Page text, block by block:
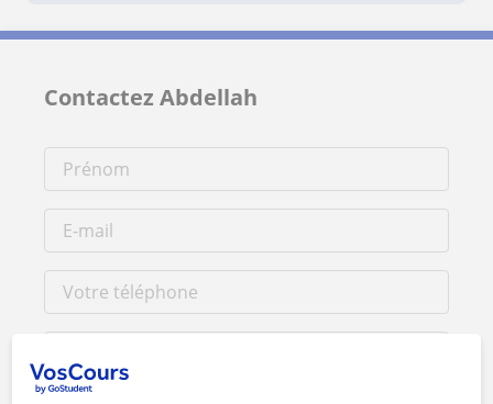
Contactez Abdellah